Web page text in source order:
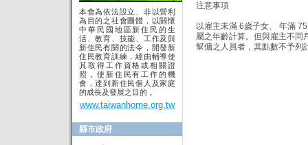
本會為依法設立、非以營利
為目的之社會團體，以關懷
中華民國地區新住民的生
活、教育、技能、工作及與
新住民有關的法令，開發新
住民教育訓練，經由輔導使
其取得工作資格或相關證
照，使新住民有工作的機
會，達到新住民個人及家庭
的成長及發展之目的 。
www.taiwanhome.org.tw
縣市政府
注意事項
以雇主未滿 6歲子女、 年滿
屬之年齡計算。但與雇主不同
幫傭之人員者，其點數不予列